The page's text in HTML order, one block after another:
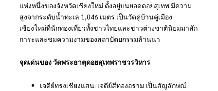
แห่งหนึ่งของจังหวัดเชียงใหม่ ตั้งอยู่บนยอดดอยสุเทพ มีความ
สูงจากระดับน้ำทะเล 1,046 เมตร เป็นวัดคู่บ้านคู่เมือง
เชียงใหม่ที่นักท่องเที่ยวทั้งชาวไทยและชาวต่างชาตินิยมมาสัก
การะและชมความงามของสถาปัตยกรรมล้านนา
จุดเด่นของ วัดพระธาตุดอยสุเทพราชวรวิหาร
เจดีย์ทรงเชียงแสน: เจดีย์สีทองอร่าม เป็นสัญลักษณ์